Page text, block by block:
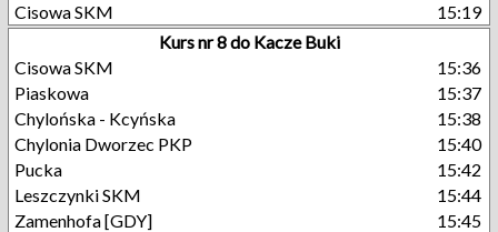
Cisowa SKM
15:19
Kurs nr 8 do Kacze Buki
Cisowa SKM
15:36
Piaskowa
15:37
Chylońska - Kcyńska
15:38
Chylonia Dworzec PKP
15:40
Pucka
15:42
Leszczynki SKM
15:44
Zamenhofa [GDY]
15:45